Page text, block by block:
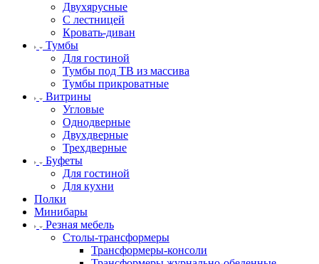
Двухярусные
С лестницей
Кровать-диван
Тумбы
Для гостиной
Тумбы под ТВ из массива
Тумбы прикроватные
Витрины
Угловые
Однодверные
Двухдверные
Трехдверные
Буфеты
Для гостиной
Для кухни
Полки
Минибары
Резная мебель
Столы-трансформеры
Трансформеры-консоли